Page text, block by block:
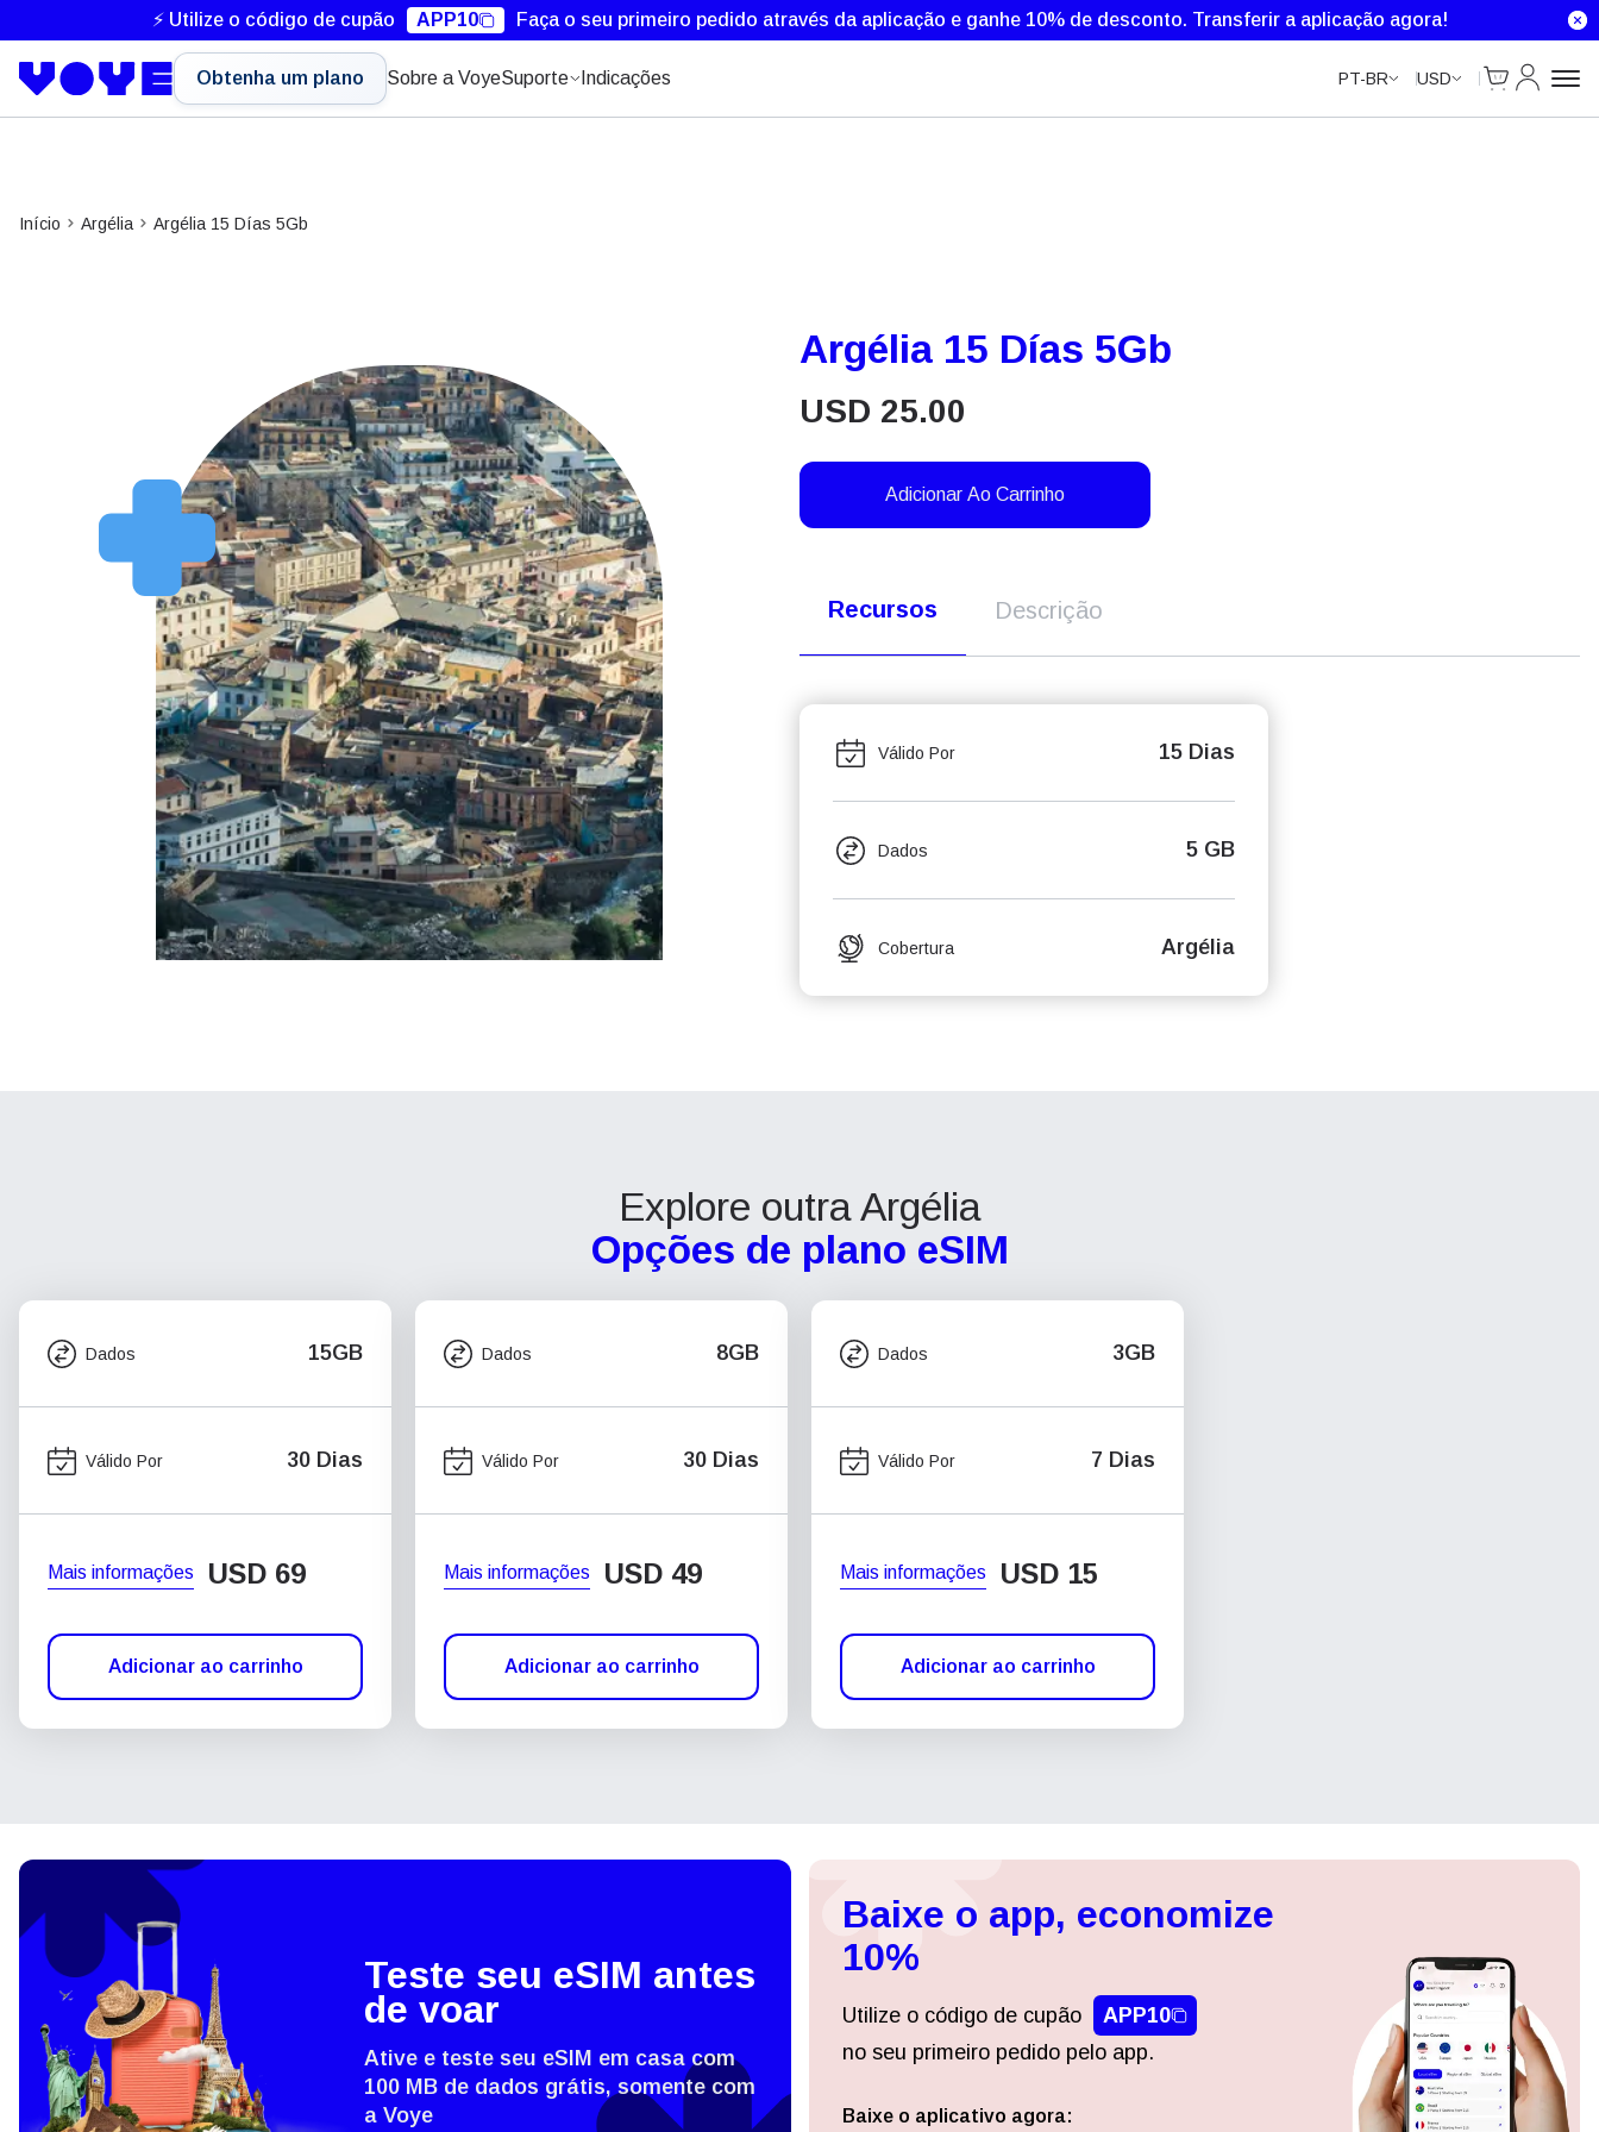
⚡ Utilize o código de cupão APP10 Faça o seu primeiro pedido através da aplicação e ganhe 10% de desconto. Transferir a aplicação agora!
Obtenha um plano Sobre a VoyeSuporte Indicações PT-BR USD
Cart
Minha
Início Argélia Argélia 15 Días 5Gb
Argélia 15 Días 5Gb
USD 25.00
Adicionar Ao Carrinho
Recursos Descrição
Válido Por 15 Dias
Dados 5 GB
Cobertura Argélia
Explore outra Argélia
Opções de plano eSIM
Dados 15GB
Válido Por 30 Dias
Mais informações USD 69
Adicionar ao carrinho
Dados 8GB
Válido Por 30 Dias
Mais informações USD 49
Adicionar ao carrinho
Dados 3GB
Válido Por 7 Dias
Mais informações USD 15
Adicionar ao carrinho
Teste seu eSIM antes
de voar
Ative e teste seu eSIM em casa com
100 MB de dados grátis, somente com
a Voye
Baixe o app, economize
10%
Utilize o código de cupão
APP10
no seu primeiro pedido pelo app.
Baixe o aplicativo agora:
Entrar ou criar conta